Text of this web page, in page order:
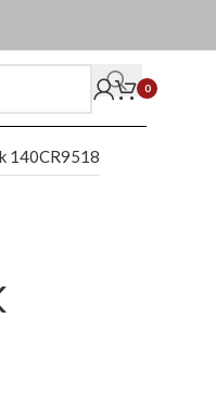
0
140CR9518